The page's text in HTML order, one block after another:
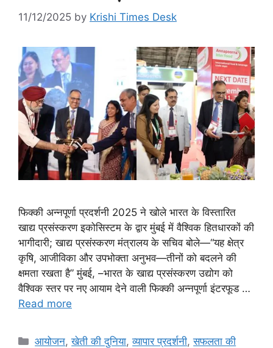
11/12/2025 by Krishi Times Desk
फिक्की अन्नपूर्णा प्रदर्शनी 2025 ने खोले भारत के विस्तारित
खाद्य प्रसंस्करण इकोसिस्टम के द्वार मुंबई में वैश्विक हितधारकों की
भागीदारी; खाद्य प्रसंस्करण मंत्रालय के सचिव बोले—“यह क्षेत्र
कृषि, आजीविका और उपभोक्ता अनुभव—तीनों को बदलने की
क्षमता रखता है” मुंबई, –भारत के खाद्य प्रसंस्करण उद्योग को
वैश्विक स्तर पर नए आयाम देने वाली फिक्की अन्नपूर्णा इंटरफूड …
Read more
आयोजन,खेती की दुनिया,व्यापार प्रदर्शनी,सफलता की